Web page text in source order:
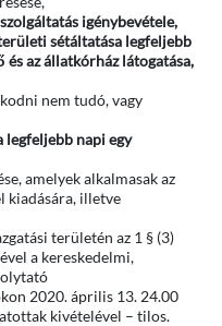
igénybevétele,
sétáltatása legfeljebb
az állatkórház látogatása,
nem tudó, vagy
legfeljebb napi egy
amelyek alkalmasak az
kiadására, illetve
területén az 1 § (3)
a kereskedelmi,
2020. április 13. 24.00
kivételével – tilos.